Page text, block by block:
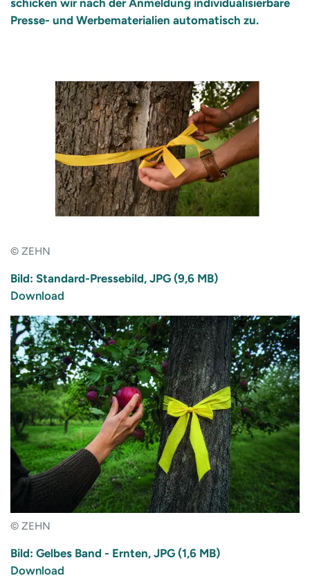
schicken wir nach der Anmeldung individualisierbare
Presse- und Werbematerialien automatisch zu.
© ZEHN
Bild: Standard-Pressebild, JPG (9,6 MB)
Download
© ZEHN
Bild: Gelbes Band - Ernten, JPG (1,6 MB)
Download